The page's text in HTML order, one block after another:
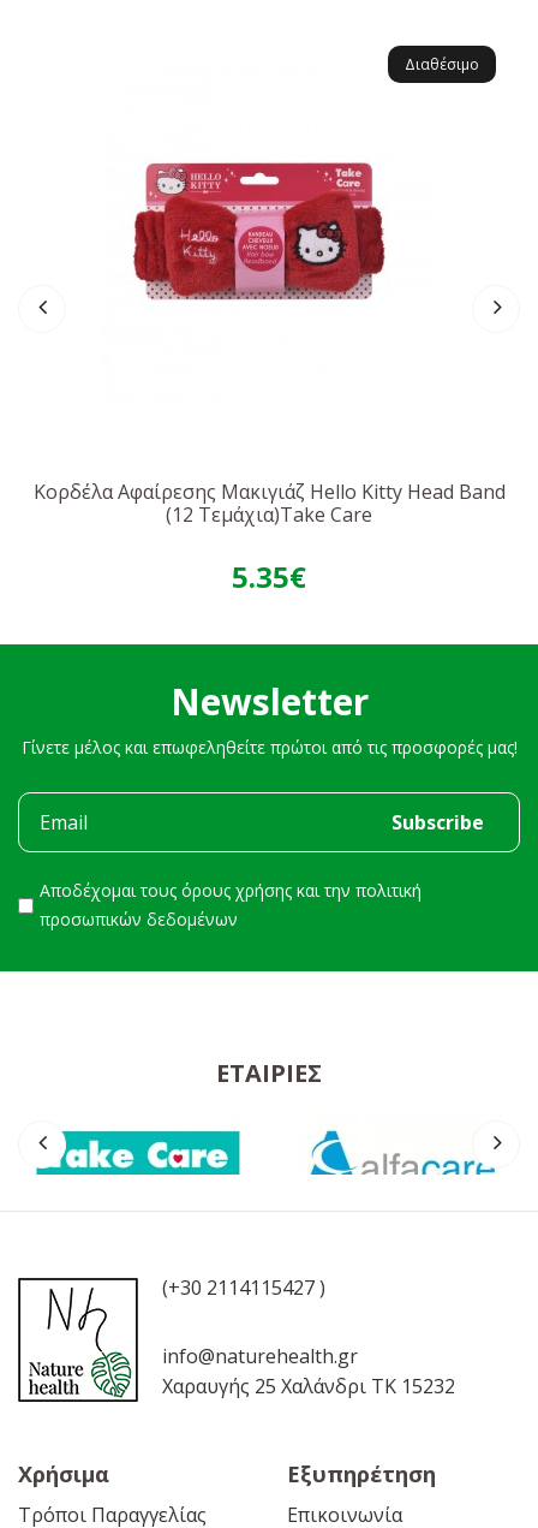
Διαθέσιμο
Κορδέλα Αφαίρεσης Μακιγιάζ Hello Kitty Head Band
(12 Τεμάχια)Take Care
5.35€
Newsletter
Γίνετε μέλος και επωφεληθείτε πρώτοι από τις προσφορές μας!
Αποδέχομαι τους όρους χρήσης και την πολιτική
προσωπικών δεδομένων
ΕΤΑΙΡΊΕΣ
(+30 2114115427 )
info@naturehealth.gr
Χαραυγής 25 Χαλάνδρι ΤΚ 15232
Χρήσιμα
Τρόποι Παραγγελίας
Εξυπηρέτηση
Επικοινωνία